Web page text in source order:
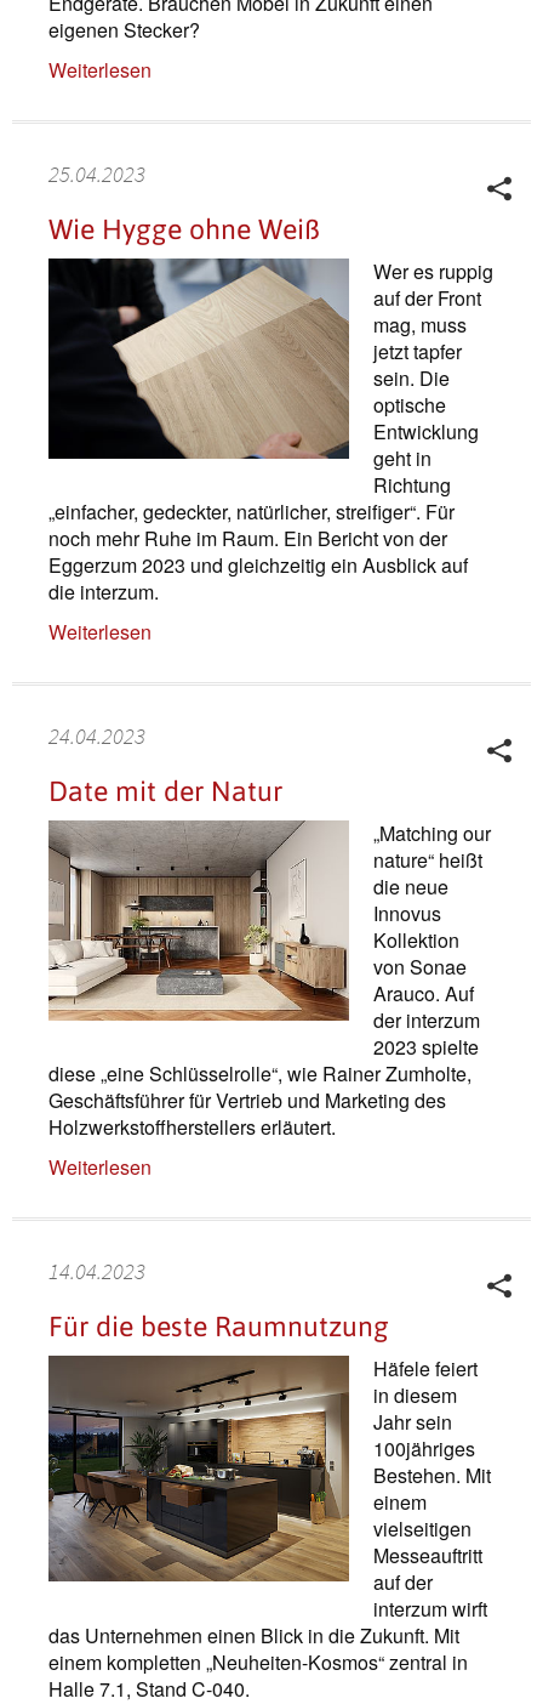
eigenen Stecker?
Weiterlesen
25.04.2023
Wie Hygge ohne Weiß
Wer es ruppig
auf der Front
mag, muss
jetzt tapfer
sein. Die
optische
Entwicklung
geht in
Richtung
„einfacher, gedeckter, natürlicher, streifiger“. Für
noch mehr Ruhe im Raum. Ein Bericht von der
Eggerzum 2023 und gleichzeitig ein Ausblick auf
die interzum.
Weiterlesen
24.04.2023
Date mit der Natur
„Matching our
nature“ heißt
die neue
Innovus
Kollektion
von Sonae
Arauco. Auf
der interzum
2023 spielte
diese „eine Schlüsselrolle“, wie Rainer Zumholte,
Geschäftsführer für Vertrieb und Marketing des
Holzwerkstoffherstellers erläutert.
Weiterlesen
14.04.2023
Für die beste Raumnutzung
Häfele feiert
in diesem
Jahr sein
100jähriges
Bestehen. Mit
einem
vielseitigen
Messeauftritt
auf der
interzum wirft
das Unternehmen einen Blick in die Zukunft. Mit
einem kompletten „Neuheiten-Kosmos“ zentral in
Halle 7.1, Stand C-040.